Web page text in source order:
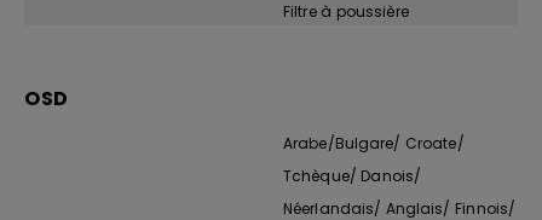
Filtre à poussière
OSD
Arabe/Bulgare/ Croate/
Tchèque/ Danois/
Néerlandais/ Anglais/ Finnois/